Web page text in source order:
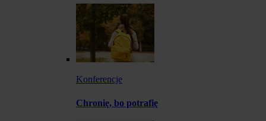
Konferencje
Chronię, bo potrafię